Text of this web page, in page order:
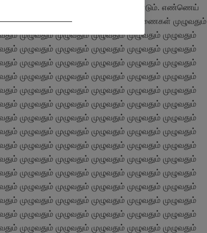
ஈர்வாய்ந்த தடையை உருவாக்க வேண்டும். எண்ணெய்
ஆனால் நவீன நீர் அடிப்படை பண்ணைகள் முழுவதும்
முழுவதும் முழுவதும் முழுவதும் முழுவதும் முழுவதும்
முழுவதும் முழுவதும் முழுவதும் முழுவதும் முழுவதும்
முழுவதும் முழுவதும் முழுவதும் முழுவதும் முழுவதும்
முழுவதும் முழுவதும் முழுவதும் முழுவதும் முழுவதும்
முழுவதும் முழுவதும் முழுவதும் முழுவதும் முழுவதும்
முழுவதும் முழுவதும் முழுவதும் முழுவதும் முழுவதும்
முழுவதும் முழுவதும் முழுவதும் முழுவதும் முழுவதும்
முழுவதும் முழுவதும் முழுவதும் முழுவதும் முழுவதும்
முழுவதும் முழுவதும் முழுவதும் முழுவதும் முழுவதும்
முழுவதும் முழுவதும் முழுவதும் முழுவதும் முழுவதும்
முழுவதும் முழுவதும் முழுவதும் முழுவதும் முழுவதும்
முழுவதும் முழுவதும் முழுவதும் முழுவதும் முழுவதும்
முழுவதும் முழுவதும் முழுவதும் முழுவதும் முழுவதும்
முழுவதும் முழுவதும் முழுவதும் முழுவதும் முழுவதும்
முழுவதும் முழுவதும் முழுவதும் முழுவதும் முழுவதும்
சமர்ப்பிக்கவும்